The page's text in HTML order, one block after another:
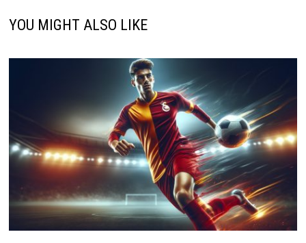
YOU MIGHT ALSO LIKE